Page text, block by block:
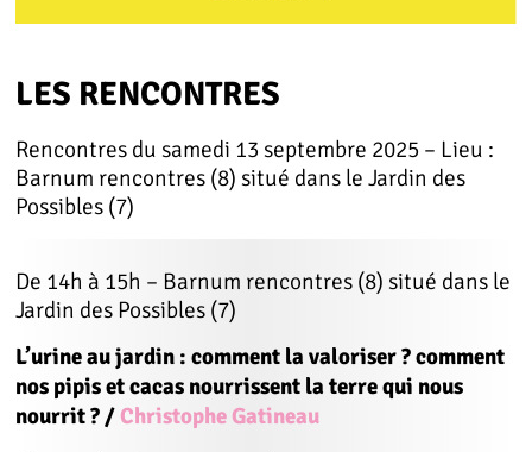
LES RENCONTRES
Rencontres du samedi 13 septembre 2025 – Lieu :
Barnum rencontres (8) situé dans le Jardin des
Possibles (7)
De 14h à 15h – Barnum rencontres (8) situé dans le
Jardin des Possibles (7)
L’urine au jardin : comment la valoriser ? comment
nos pipis et cacas nourrissent la terre qui nous
nourrit ? /Christophe Gatineau